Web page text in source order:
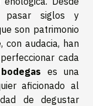
pasar siglos y
son patrimonio
con audacia, han
cada
es una
aficionado al
de degustar